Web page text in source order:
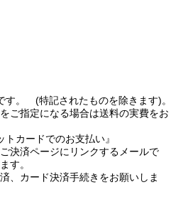
す。 (特記されたものを除きます)。
ご指定になる場合は送料の実費をお
カードでのお支払い』
決済ページにリンクするメールで
す。
、カード決済手続きをお願いしま